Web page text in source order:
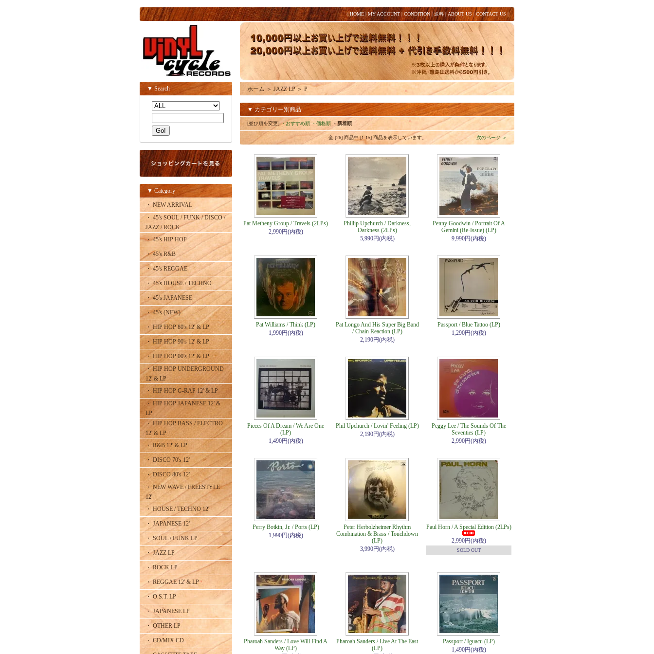
|HOME|MY ACCOUNT |CONDITION |送料| ABOUT US |CONTACT US |
▼ Search
▼ Category
・ NEW ARRIVAL
・ 45's SOUL / FUNK / DISCO /
JAZZ / ROCK
・ 45's HIP HOP
・ 45's R&B
・ 45's REGGAE
・ 45's HOUSE / TECHNO
・ 45's JAPANESE
・ 45's (NEW)
・ HIP HOP 80's 12' & LP
・ HIP HOP 90's 12' & LP
・ HIP HOP 00's 12' & LP
・ HIP HOP UNDERGROUND
12' & LP
・ HIP HOP G-RAP 12' & LP
・ HIP HOP JAPANESE 12' &
LP
・ HIP HOP BASS / ELECTRO
12' & LP
・ R&B 12' & LP
・ DISCO 70's 12'
・ DISCO 80's 12'
・ NEW WAVE / FREESTYLE
12'
・ HOUSE / TECHNO 12'
・ JAPANESE 12'
・ SOUL / FUNK LP
・ JAZZ LP
・ ROCK LP
・ REGGAE 12' & LP
・ O.S.T. LP
・ JAPANESE LP
・ OTHER LP
・ CD/MIX CD
ホーム ＞ JAZZ LP ＞ P
▼ カテゴリー別商品
[並び順を変更]・おすすめ順 ・価格順 ・新着順
全 [26] 商品中 [1-15] 商品を表示しています。 次のページ ＞
Pat Metheny Group / Travels (2LPs)
2,990円(内税)
Phillip Upchurch / Darkness,
Darkness (2LPs)
5,990円(内税)
Penny Goodwin / Portrait Of A
Gemini (Re-Issue) (LP)
9,990円(内税)
Pat Williams / Think (LP)
1,990円(内税)
Pat Longo And His Super Big Band
/ Chain Reaction (LP)
2,190円(内税)
Passport / Blue Tattoo (LP)
1,290円(内税)
Pieces Of A Dream / We Are One
(LP)
1,490円(内税)
Phil Upchurch / Lovin' Feeling (LP)
2,190円(内税)
Peggy Lee / The Sounds Of The
Seventies (LP)
2,990円(内税)
Perry Botkin, Jr. / Ports (LP)
1,990円(内税)
Peter Herbolzheimer Rhythm
Combination & Brass / Touchdown
(LP)
3,990円(内税)
Paul Horn / A Special Edition (2LPs)
2,990円(内税)
SOLD OUT
Pharoah Sanders / Love Will Find A
Way (LP)
Pharoah Sanders / Live At The East
(LP)
Passport / Iguacu (LP)
1,490円(内税)